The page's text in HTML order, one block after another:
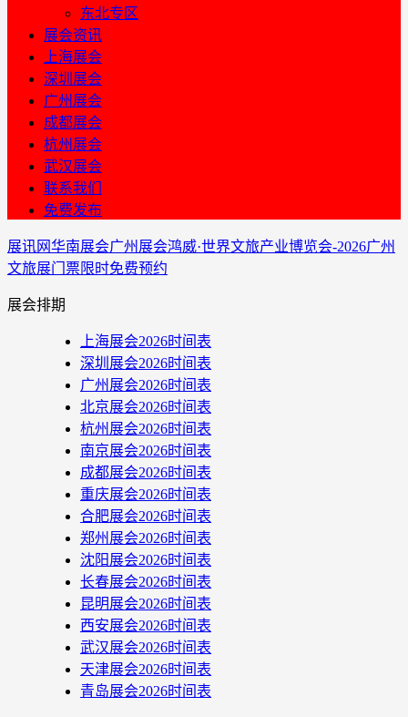
东北专区
展会资讯
上海展会
深圳展会
广州展会
成都展会
杭州展会
武汉展会
联系我们
免费发布
展讯网华南展会广州展会鸿威·世界文旅产业博览会-2026广州
文旅展门票限时免费预约
展会排期
上海展会2026时间表
深圳展会2026时间表
广州展会2026时间表
北京展会2026时间表
杭州展会2026时间表
南京展会2026时间表
成都展会2026时间表
重庆展会2026时间表
合肥展会2026时间表
郑州展会2026时间表
沈阳展会2026时间表
长春展会2026时间表
昆明展会2026时间表
西安展会2026时间表
武汉展会2026时间表
天津展会2026时间表
青岛展会2026时间表